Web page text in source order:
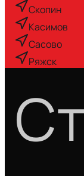
Скопин
Касимов
Сасово
Ряжск